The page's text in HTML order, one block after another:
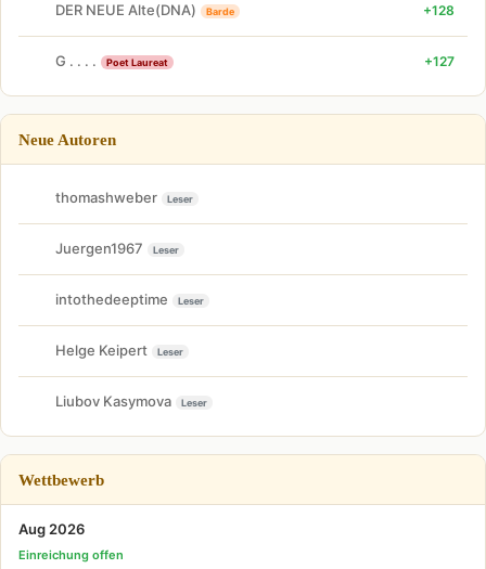
DER NEUE Alte(DNA) Barde +128
G . . . . Poet Laureat +127
Neue Autoren
thomashweber Leser
Juergen1967 Leser
intothedeeptime Leser
Helge Keipert Leser
Liubov Kasymova Leser
Wettbewerb
Aug 2026
Einreichung offen